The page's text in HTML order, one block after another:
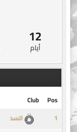
12
أيام
Pos
Club
1
السد